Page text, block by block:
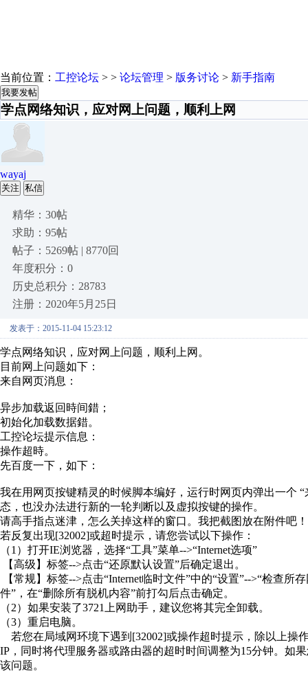
当前位置： 工控论坛 > > 论坛管理 > 版务讨论 > 新手指南
我要发帖
学点网络知识，应对网上问题，顺利上网
wayaj
关注 私信
精华：30帖
求助：95帖
帖子：5269帖 | 8770回
年度积分：0
历史总积分：28783
注册：2020年5月25日
发表于：2015-11-04 15:23:12
学点网络知识，应对网上问题，顺利上网。
目前网上问题如下：
来自网页消息：
异步加载返回時间錯；
初始化加载数据錯。
工控论坛提示信息：
操作超時。
先百度一下，如下：
我在用网页按键精灵的时候脚本编好，运行时网页内弹出一个
态，也没办法进行新的一轮判断以及虚拟按键的操作。
请高手指点迷津，怎么关掉这样的窗口。我把截图放在附件吧！
若反复出现[32002]或超时提示，请您尝试以下操作：
（1）打开IE浏览器，选择“工具”菜单-->“Internet选项”
【高级】标签-->点击“还原默认设置”后确定退出。
【常规】标签-->点击“Internet临时文件”中的“设置”-->“检查
件”，在“删除所有脱机内容”前打勾后点击确定。
（2）如果安装了3721上网助手，建议您将其完全卸载。
（3）重启电脑。
若您在局域网环境下遇到[32002]或操作超时提示，除以上操
IP，同时将代理服务器或路由器的超时时间调整为15分钟。如
该问题。